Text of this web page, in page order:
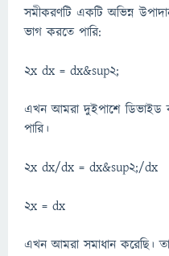
সমীকরণটি একটি অভিন্ন
ভাগ করতে পারি:
2x dx = dx&sup2;
এখন আমরা দুইপাশে ডিভাইড
পারি।
2x dx/dx = dx&sup2;/dx
2x = dx
এখন আমরা সমাধান করেছি।